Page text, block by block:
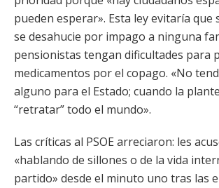
pueden esperar». Esta ley evitaría que
se desahucie por impago a ninguna
pensionistas tengan dificultades para
medicamentos por el copago. «No
alguno para el Estado; cuando la
“retratar” todo el mundo».
Las críticas al PSOE arreciaron: les
«hablando de sillones o de la vida
partido» desde el minuto uno tras las